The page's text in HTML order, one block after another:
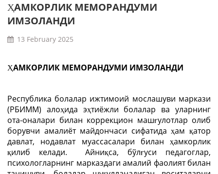
ҲАМКОРЛИК МЕМОРАНДУМИ
ИМЗОЛАНДИ
13 February 2025
ҲАМКОРЛИК МЕМОРАНДУМИ ИМЗОЛАНДИ
Республика болалар ижтимоий мослашуви маркази
(РБИММ) алоҳида эҳтиёжли болалар ва уларнинг
ота-оналари билан коррекцион машғулотлар олиб
борувчи амалиёт майдончаси сифатида ҳам қатор
давлат, нодавлат муассасалари билан ҳамкорлик
қилиб келади.
Айниқса, бўлғуси педагоглар,
психологларнинг марказдаги амалий фаолият билан